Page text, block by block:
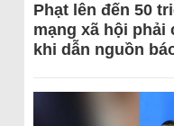
Phạt lên đến 50
mạng xã hội phải
khi dẫn nguồn